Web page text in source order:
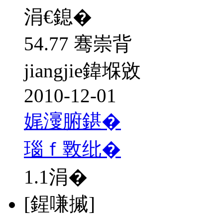
涓€鎴�
54.77 骞崇背
jiangjie鍏堢敓
2010-12-01
娓濅腑鍖�
瑙ｆ斁纰�
1.1涓�
[鍟嗛摵]